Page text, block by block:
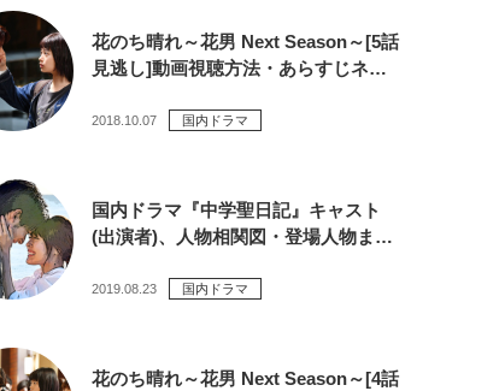
花のち晴れ～花男 Next Season～[5話
見逃し]動画視聴方法・あらすじネ…
2018.10.07 国内ドラマ
国内ドラマ『中学聖日記』キャスト
(出演者)、人物相関図・登場人物ま…
2019.08.23 国内ドラマ
花のち晴れ～花男 Next Season～[4話